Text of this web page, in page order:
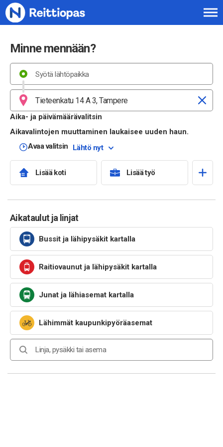
Siirry sisältöön
Minne mennään?
Aika- ja päivämäärävalitsin
Aikavalintojen muuttaminen laukaisee uuden haun.
Avaa valitsin
Lähtö nyt
Lisää koti Lisää työ
Aikataulut ja linjat
Bussit ja lähipysäkit kartalla
Raitiovaunut ja lähipysäkit kartalla
Junat ja lähiasemat kartalla
Lähimmät kaupunkipyöräasemat